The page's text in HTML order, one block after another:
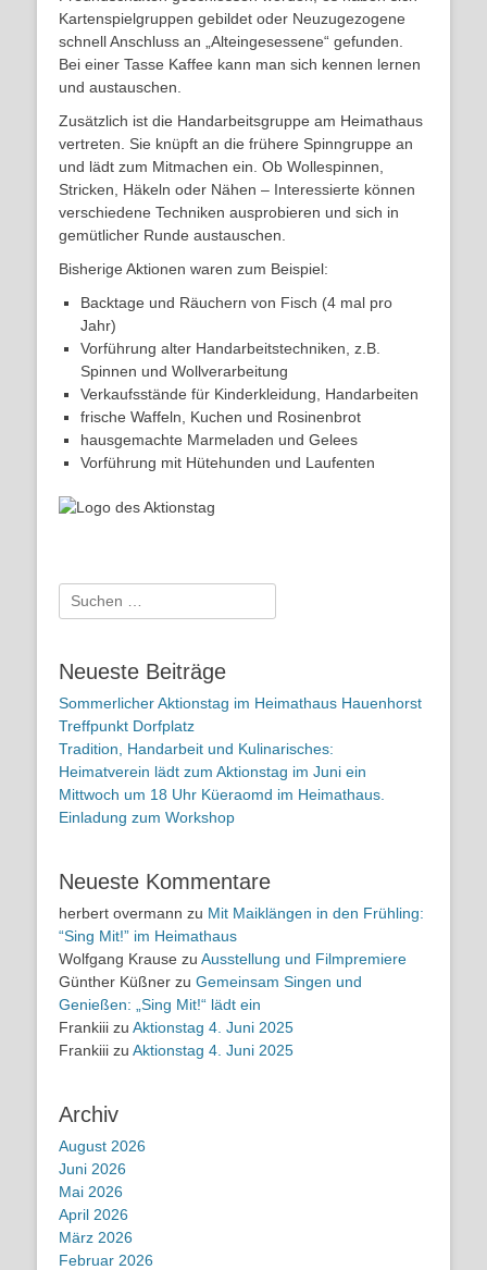
Kartenspielgruppen gebildet oder Neuzugezogene
schnell Anschluss an „Alteingesessene“ gefunden.
Bei einer Tasse Kaffee kann man sich kennen lernen
und austauschen.
Zusätzlich ist die Handarbeitsgruppe am Heimathaus
vertreten. Sie knüpft an die frühere Spinngruppe an
und lädt zum Mitmachen ein. Ob Wollespinnen,
Stricken, Häkeln oder Nähen – Interessierte können
verschiedene Techniken ausprobieren und sich in
gemütlicher Runde austauschen.
Bisherige Aktionen waren zum Beispiel:
Backtage und Räuchern von Fisch (4 mal pro
Jahr)
Vorführung alter Handarbeitstechniken, z.B.
Spinnen und Wollverarbeitung
Verkaufsstände für Kinderkleidung, Handarbeiten
frische Waffeln, Kuchen und Rosinenbrot
hausgemachte Marmeladen und Gelees
Vorführung mit Hütehunden und Laufenten
Suchen
nach:
Neueste Beiträge
Sommerlicher Aktionstag im Heimathaus Hauenhorst
Treffpunkt Dorfplatz
Tradition, Handarbeit und Kulinarisches:
Heimatverein lädt zum Aktionstag im Juni ein
Mittwoch um 18 Uhr Küeraomd im Heimathaus.
Einladung zum Workshop
Neueste Kommentare
herbert overmann zu Mit Maiklängen in den Frühling:
“Sing Mit!” im Heimathaus
Wolfgang Krause zu Ausstellung und Filmpremiere
Günther Küßner zu Gemeinsam Singen und
Genießen: „Sing Mit!“ lädt ein
Frankiii zu Aktionstag 4. Juni 2025
Frankiii zu Aktionstag 4. Juni 2025
Archiv
August 2026
Juni 2026
Mai 2026
April 2026
März 2026
Februar 2026